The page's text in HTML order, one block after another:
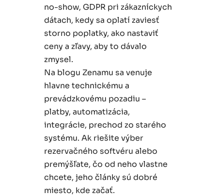
no-show, GDPR pri zákazníckych
dátach, kedy sa oplatí zaviesť
storno poplatky, ako nastaviť
ceny a zľavy, aby to dávalo
zmysel.
Na blogu Zenamu sa venuje
hlavne technickému a
prevádzkovému pozadiu –
platby, automatizácia,
integrácie, prechod zo starého
systému. Ak riešite výber
rezervačného softvéru alebo
premýšľate, čo od neho vlastne
chcete, jeho články sú dobré
miesto, kde začať.